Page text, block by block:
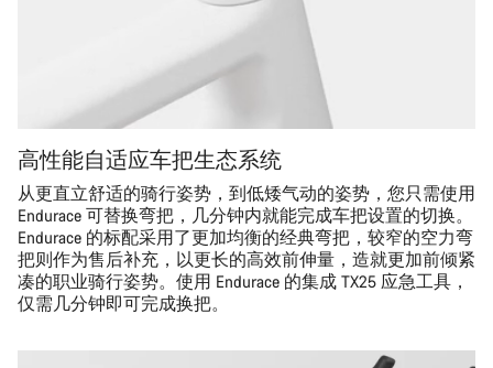
高性能自适应车把生态系统
从更直立舒适的骑行姿势，到低矮气动的姿势，您只需使用
Endurace 可替换弯把，几分钟内就能完成车把设置的切换。
Endurace 的标配采用了更加均衡的经典弯把，较窄的空力弯
把则作为售后补充，以更长的高效前伸量，造就更加前倾紧
凑的职业骑行姿势。使用 Endurace 的集成 TX25 应急工具，
仅需几分钟即可完成换把。